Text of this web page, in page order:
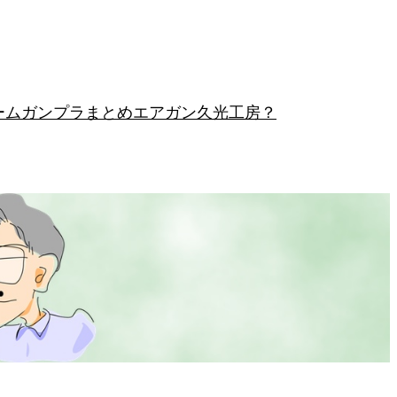
ムガンプラまとめエアガン久光工房？